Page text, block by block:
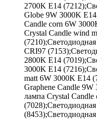
2700K E14
Globe 9W 3000K
Candle corn 6W
Crystal Candle wind
CRI97
2800K E14
3000K E14
matt 6W 3000K E14
Graphene Candle
лампа Crystal